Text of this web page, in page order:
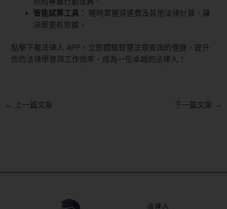
你的專屬行動法典。
智能試算工具：
隨時掌握資遣費及其他法律計算，讓
決策更有依據。
點擊下載法律人 APP，立即體驗智慧法規查詢的便捷，提升
你的法律學習與工作效率，成為一位卓越的法律人！
← 上一篇文章 下一篇文章 →